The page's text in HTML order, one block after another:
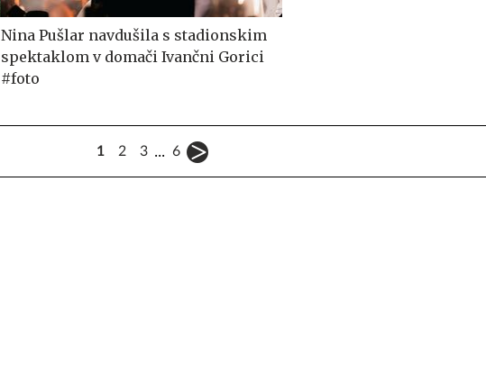
Nina Pušlar navdušila s stadionskim
spektaklom v domači Ivančni Gorici
#foto
1 2 3 ... 6